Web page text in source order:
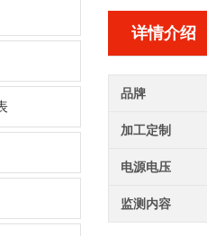
详情介绍
品牌
加工定制
电源电压
监测内容